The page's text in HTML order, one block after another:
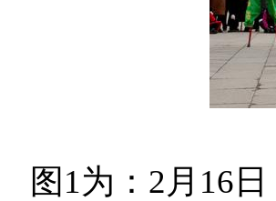
图1为：2月16